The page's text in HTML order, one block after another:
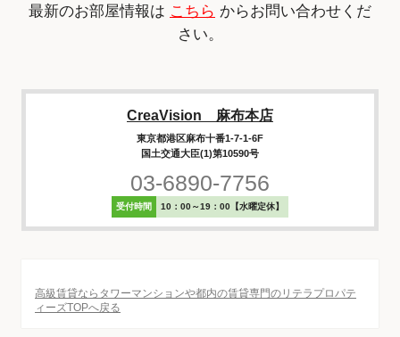
最新のお部屋情報は こちら からお問い合わせくだ
さい。
CreaVision 麻布本店
東京都港区麻布十番1-7-1-6F
国土交通大臣(1)第10590号
03-6890-7756
受付時間 10：00～19：00【水曜定休】
高級賃貸ならタワーマンションや都内の賃貸専門のリテラプロパテ
ィーズTOPへ戻る